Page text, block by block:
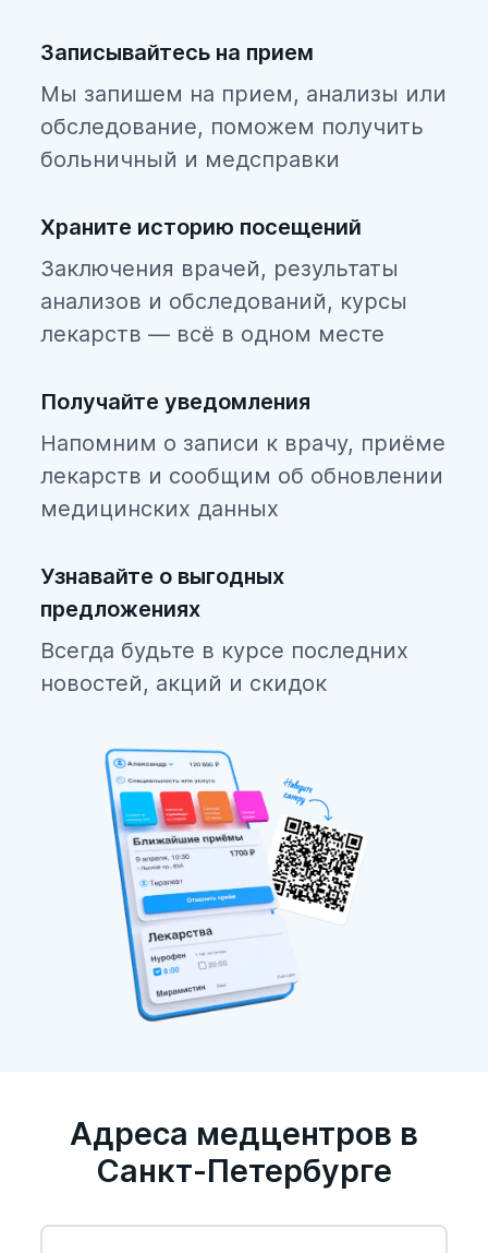
Записывайтесь на прием
Мы запишем на прием, анализы или
обследование, поможем получить
больничный и медсправки
Храните историю посещений
Заключения врачей, результаты
анализов и обследований, курсы
лекарств — всё в одном месте
Получайте уведомления
Напомним о записи к врачу, приёме
лекарств и сообщим об обновлении
медицинских данных
Узнавайте о выгодных
предложениях
Всегда будьте в курсе последних
новостей, акций и скидок
Адреса медцентров в
Санкт-Петербурге